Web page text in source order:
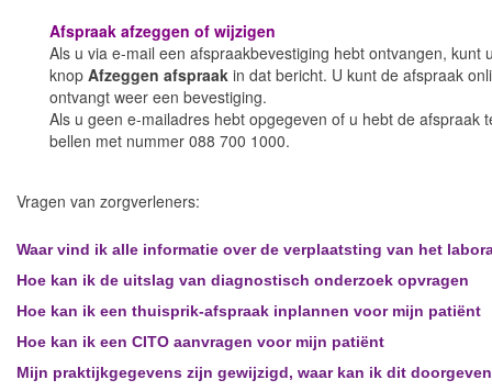
Afspraak afzeggen of wijzigen
Als u via e-mail een afspraakbevestiging hebt ontvangen,
knop Afzeggen afspraak in dat bericht. U kunt de afspraak
ontvangt weer een bevestiging.
Als u geen e-mailadres hebt opgegeven of u hebt de
bellen met nummer 088 700 1000.
Vragen van zorgverleners:
Waar vind ik alle informatie over de verplaatsting van het
Hoe kan ik de uitslag van diagnostisch onderzoek opvragen
Hoe kan ik een thuisprik-afspraak inplannen voor mijn patiënt
Hoe kan ik een CITO aanvragen voor mijn patiënt
Mijn praktijkgegevens zijn gewijzigd, waar kan ik dit doorgeven